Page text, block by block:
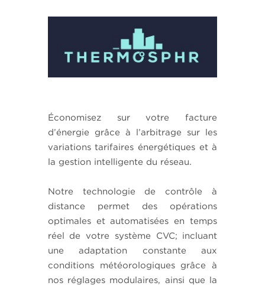
Économisez sur votre facture
d’énergie grâce à l’arbitrage sur les
variations tarifaires énergétiques et à
la gestion intelligente du réseau.
Notre technologie de contrôle à
distance permet des opérations
optimales et automatisées en temps
réel de votre système CVC; incluant
une adaptation constante aux
conditions météorologiques grâce à
nos réglages modulaires, ainsi que la